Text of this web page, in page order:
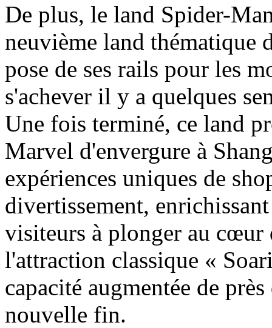
De plus, le land Spider-
neuvième land thématique
pose de ses rails pour les
s'achever il y a quelques
Une fois terminé, ce land
Marvel d'envergure à
expériences uniques de
divertissement,
visiteurs à plonger au
l'attraction classique «
capacité augmentée de
nouvelle fin.